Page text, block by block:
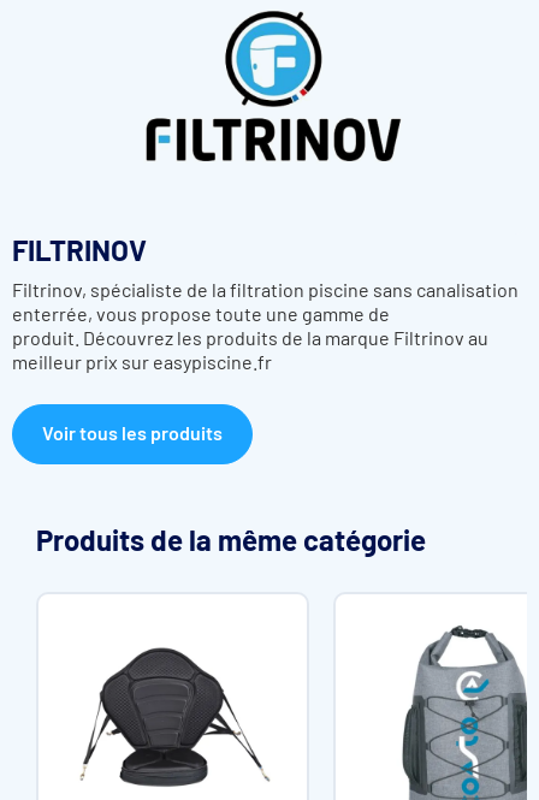
FILTRINOV
Filtrinov, spécialiste de la filtration piscine sans canalisation
enterrée, vous propose toute une gamme de
produit. Découvrez les produits de la marque Filtrinov au
meilleur prix sur easypiscine.fr
Voir tous les produits
Produits de la même catégorie